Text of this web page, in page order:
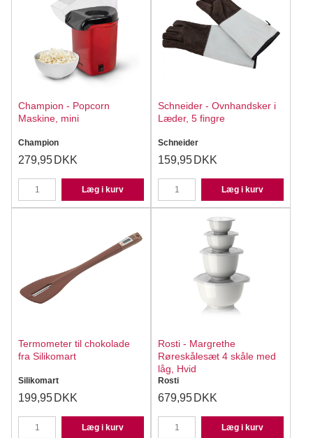
Champion - Popcorn
Maskine, mini
Champion
279,95 DKK
Læg i kurv
Schneider - Ovnhandsker i
Læder, 5 fingre
Schneider
159,95 DKK
Læg i kurv
Termometer til chokolade
fra Silikomart
Silikomart
199,95 DKK
Læg i kurv
Rosti - Margrethe
Røreskålesæt 4 skåle med
låg, Hvid
Rosti
679,95 DKK
Læg i kurv